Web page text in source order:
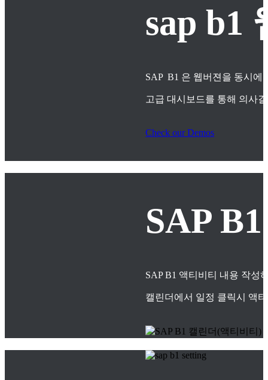
sap b1
SAP B1 은 웹버젼을 동시에
고급 대시보드를 통해 의사
Check our Demos
SAP
SAP B1 액티비티 내용 작성
캘린더에서 일정 클릭시 액